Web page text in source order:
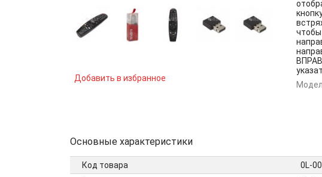
Добавить в избранное
чтобы
Основные характеристики
Код товара
0L-